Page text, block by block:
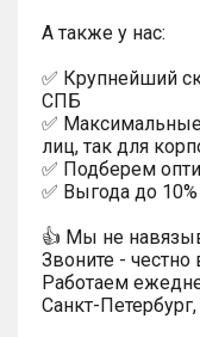
А также у нас:
✅ Крупнейший
СПБ
✅
лиц, так для
✅ Подберем
✅ Выгода до
👍 Мы не
Звоните -
Работаем
Санкт-